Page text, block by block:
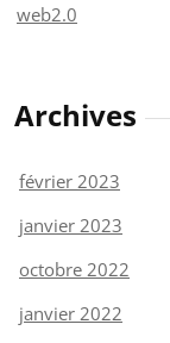
web2.0
Archives
février 2023
janvier 2023
octobre 2022
janvier 2022